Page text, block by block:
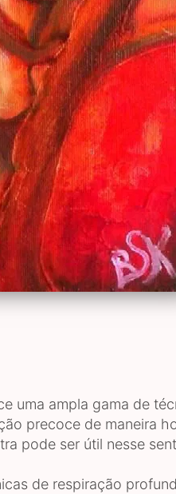
uma ampla gama de
precoce de maneira
pode ser útil nesse
de respiração